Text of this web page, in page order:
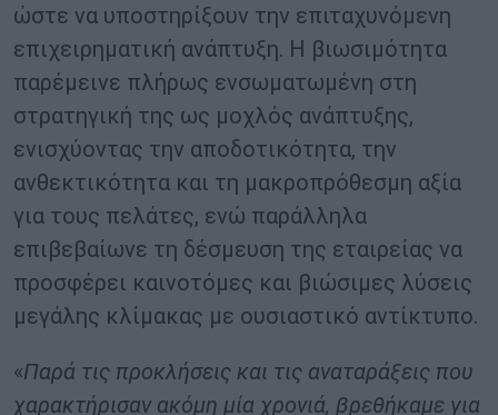
ώστε να υποστηρίξουν την επιταχυνόμενη
επιχειρηματική ανάπτυξη. Η βιωσιμότητα
παρέμεινε πλήρως ενσωματωμένη στη
στρατηγική της ως μοχλός ανάπτυξης,
ενισχύοντας την αποδοτικότητα, την
ανθεκτικότητα και τη μακροπρόθεσμη αξία
για τους πελάτες, ενώ παράλληλα
επιβεβαίωνε τη δέσμευση της εταιρείας να
προσφέρει καινοτόμες και βιώσιμες λύσεις
μεγάλης κλίμακας με ουσιαστικό αντίκτυπο.
«Παρά τις προκλήσεις και τις αναταράξεις που
χαρακτήρισαν ακόμη μία χρονιά, βρεθήκαμε για